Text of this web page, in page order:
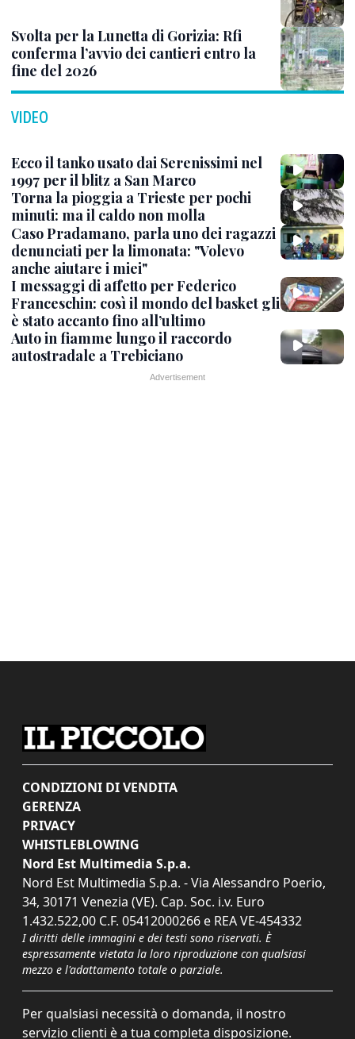
Svolta per la Lunetta di Gorizia: Rfi
conferma l’avvio dei cantieri entro la
fine del 2026
VIDEO
Ecco il tanko usato dai Serenissimi nel
1997 per il blitz a San Marco
Torna la pioggia a Trieste per pochi
minuti: ma il caldo non molla
Caso Pradamano, parla uno dei ragazzi
denunciati per la limonata: "Volevo
anche aiutare i miei"
I messaggi di affetto per Federico
Franceschin: così il mondo del basket gli
è stato accanto fino all’ultimo
Auto in fiamme lungo il raccordo
autostradale a Trebiciano
CONDIZIONI DI VENDITA
GERENZA
PRIVACY
WHISTLEBLOWING
Nord Est Multimedia S.p.a.
Nord Est Multimedia S.p.a. - Via Alessandro Poerio,
34, 30171 Venezia (VE). Cap. Soc. i.v. Euro
1.432.522,00 C.F. 05412000266 e REA VE-454332
I diritti delle immagini e dei testi sono riservati. È
espressamente vietata la loro riproduzione con qualsiasi
mezzo e l'adattamento totale o parziale.
Per qualsiasi necessità o domanda, il nostro
servizio clienti è a tua completa disposizione.